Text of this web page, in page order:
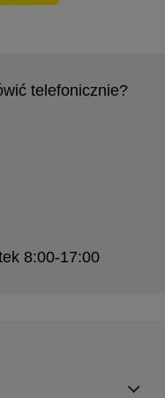
telefonicznie?
8:00-17:00